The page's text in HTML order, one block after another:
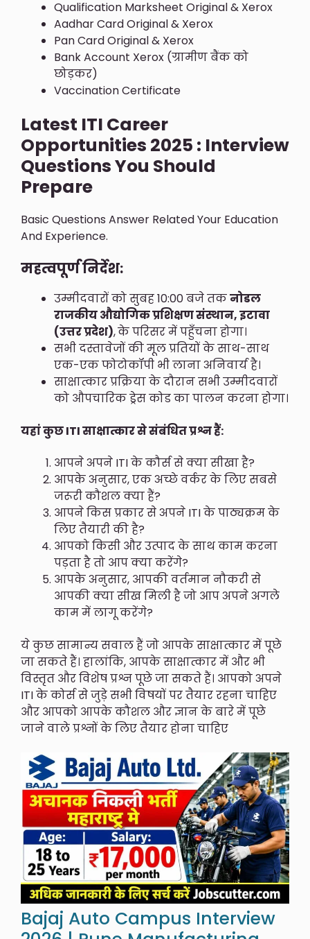
Qualification Marksheet Original & Xerox
Aadhar Card Original & Xerox
Pan Card Original & Xerox
Bank Account Xerox (ग्रामीण बैंक को
छोड़कर)
Vaccination Certificate
Latest ITI Career
Opportunities 2025 : Interview
Questions You Should
Prepare
Basic Questions Answer Related Your Education
And Experience.
महत्वपूर्ण निर्देश:
उम्मीदवारों को सुबह 10:00 बजे तकनोडल
राजकीय औद्योगिक प्रशिक्षण संस्थान, इटावा
(उत्तर प्रदेश),के परिसर में पहुँचना होगा।
सभी दस्तावेजों की मूल प्रतियों के साथ-साथ
एक-एक फोटोकॉपी भी लाना अनिवार्य है।
साक्षात्कार प्रक्रिया के दौरान सभी उम्मीदवारों
को औपचारिक ड्रेस कोड का पालन करना होगा।
यहां कुछ ITI साक्षात्कार से संबंधित प्रश्न हैं:
आपने अपने ITI के कौर्स से क्या सीखा है?
आपके अनुसार, एक अच्छे वर्कर के लिए सबसे
जरूरी कौशल क्या हैं?
आपने किस प्रकार से अपने ITI के पाठ्यक्रम के
लिए तैयारी की है?
आपको किसी और उत्पाद के साथ काम करना
पड़ता है तो आप क्या करेंगे?
आपके अनुसार, आपकी वर्तमान नौकरी से
आपकी क्या सीख मिली है जो आप अपने अगले
काम में लागू करेंगे?
ये कुछ सामान्य सवाल हैं जो आपके साक्षात्कार में पूछे
जा सकते हैं। हालांकि, आपके साक्षात्कार में और भी
विस्तृत और विशेष प्रश्न पूछे जा सकते हैं। आपको अपने
ITI के कोर्स से जुड़े सभी विषयों पर तैयार रहना चाहिए
और आपको आपके कौशल और ज्ञान के बारे में पूछे
जाने वाले प्रश्नों के लिए तैयार होना चाहिए
Bajaj Auto Campus Interview